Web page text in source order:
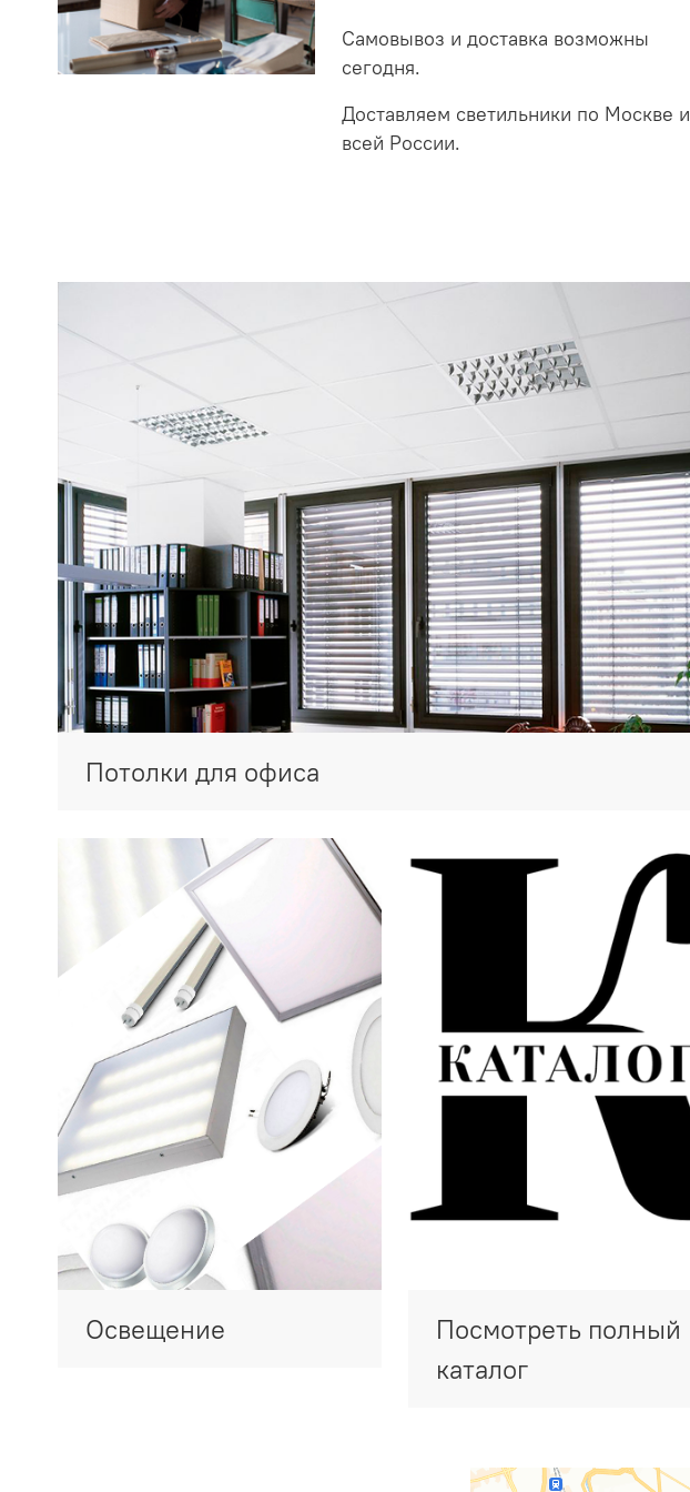
Самовывоз и доставка возможны
сегодня.
Доставляем светильники по Москве и
всей России.
Потолки для офиса
Освещение
Посмотреть полный
каталог